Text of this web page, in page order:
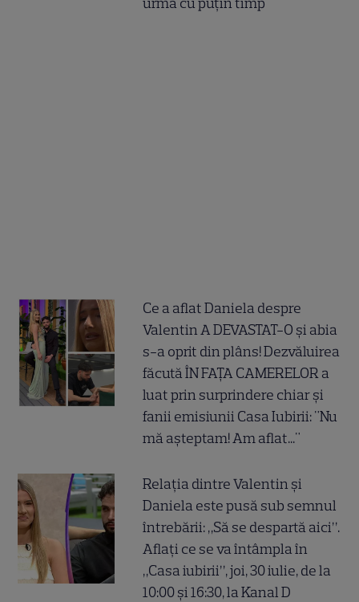
urmă cu puțin timp
Ce a aflat Daniela despre
Valentin A DEVASTAT-O și abia
s-a oprit din plâns! Dezvăluirea
făcută ÎN FAȚA CAMERELOR a
luat prin surprindere chiar și
fanii emisiunii Casa Iubirii: "Nu
mă așteptam! Am aflat..."
Relația dintre Valentin și
Daniela este pusă sub semnul
întrebării: „Să se despartă aici”.
Aflați ce se va întâmpla în
„Casa iubirii”, joi, 30 iulie, de la
10:00 și 16:30, la Kanal D